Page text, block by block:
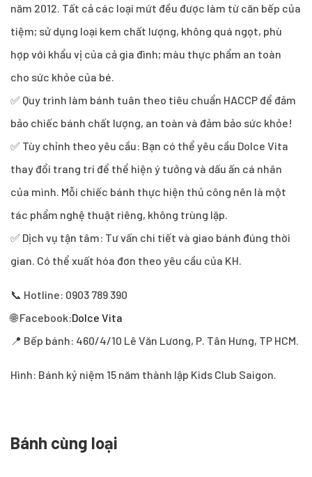
năm 2012. Tất cả các loại mứt đều được làm từ căn bếp của
tiệm; sử dụng loại kem chất lượng, không quá ngọt, phù
hợp với khẩu vị của cả gia đình; màu thực phẩm an toàn
cho sức khỏe của bé.
✅ Quy trình làm bánh tuân theo tiêu chuẩn HACCP để đảm
bảo chiếc bánh chất lượng, an toàn và đảm bảo sức khỏe!
✅ Tùy chỉnh theo yêu cầu: Bạn có thể yêu cầu Dolce Vita
thay đổi trang trí để thể hiện ý tưởng và dấu ấn cá nhân
của mình. Mỗi chiếc bánh thực hiện thủ công nên là một
tác phẩm nghệ thuật riêng, không trùng lặp.
✅ Dịch vụ tận tâm: Tư vấn chi tiết và giao bánh đúng thời
gian. Có thể xuất hóa đơn theo yêu cầu của KH.
📞 Hotline: 0903 789 390
🌐 Facebook:Dolce Vita
📍 Bếp bánh: 460/4/10 Lê Văn Lương, P. Tân Hưng, TP HCM.
Hình: Bánh kỷ niệm 15 năm thành lập Kids Club Saigon.
Bánh cùng loại